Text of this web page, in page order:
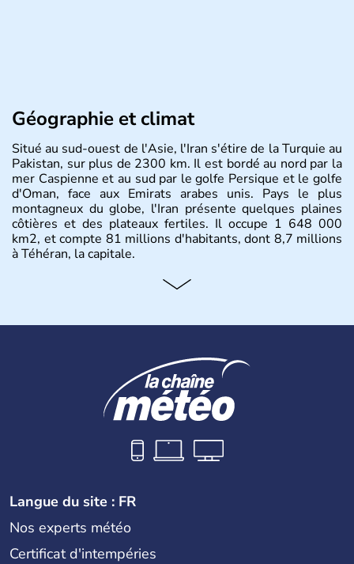
Géographie et climat
Situé au sud-ouest de l'Asie, l'Iran s'étire de la Turquie au
Pakistan, sur plus de 2300 km. Il est bordé au nord par la
mer Caspienne et au sud par le golfe Persique et le golfe
d'Oman, face aux Emirats arabes unis. Pays le plus
montagneux du globe, l'Iran présente quelques plaines
côtières et des plateaux fertiles. Il occupe 1 648 000
km2, et compte 81 millions d'habitants, dont 8,7 millions
à Téhéran, la capitale.
Langue du site : FR
Nos experts météo
Certificat d'intempéries